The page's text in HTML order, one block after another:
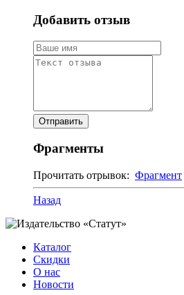
Добавить отзыв
Фрагменты
Прочитать отрывок: Фрагмент
Назад
Каталог
Скидки
О нас
Новости